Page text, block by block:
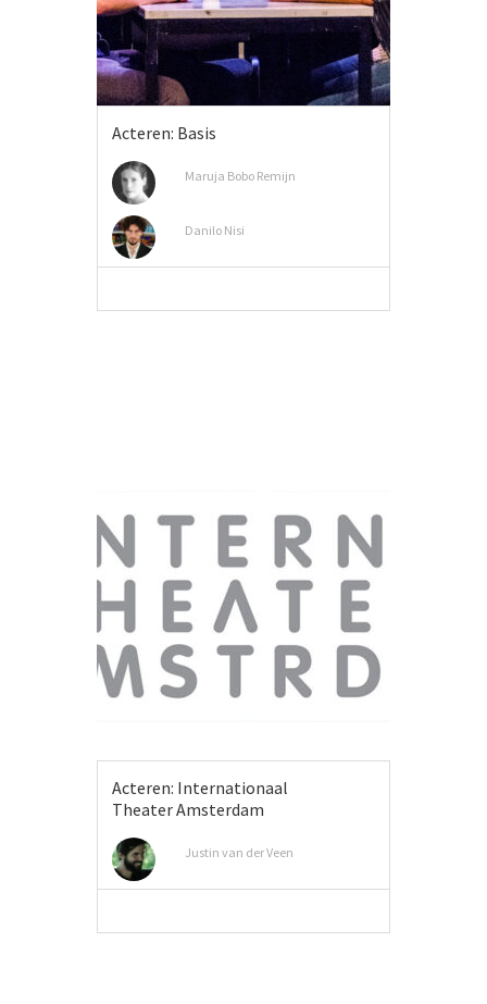
Acteren: Basis
Maruja Bobo Remijn
Danilo Nisi
Acteren: Internationaal
Theater Amsterdam
Justin van der Veen